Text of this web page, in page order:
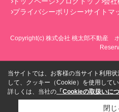
プライバシーポリシー サイトマ
Copyright(c) 株式会社 桃太郎不動産
当サイトでは、お客様の当サイト利用
して、クッキー（Cookie）を使用してい
詳しくは、当社の 「Cookieの取扱いに
閉じ